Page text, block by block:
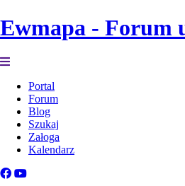
Ewmapa - Forum
Portal
Forum
Blog
Szukaj
Załoga
Kalendarz